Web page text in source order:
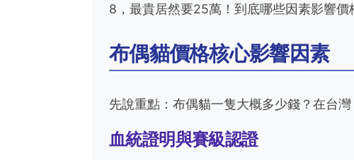
8，最貴居然要25萬！到底哪些因素影響價
布偶貓價格核心影響因素
先說重點：布偶貓一隻大概多少錢？在台
血統證明與賽級認證